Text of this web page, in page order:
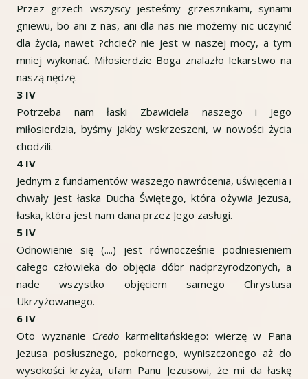
Przez grzech wszyscy jesteśmy grzesznikami, synami
gniewu, bo ani z nas, ani dla nas nie możemy nic uczynić
dla życia, nawet ?chcieć? nie jest w naszej mocy, a tym
mniej wykonać. Miłosierdzie Boga znalazło lekarstwo na
naszą nędzę.
3 IV
Potrzeba nam łaski Zbawiciela naszego i Jego
miłosierdzia, byśmy jakby wskrzeszeni, w nowości życia
chodzili.
4 IV
Jednym z fundamentów waszego nawrócenia, uświęcenia i
chwały jest łaska Ducha Świętego, która ożywia Jezusa,
łaska, która jest nam dana przez Jego zasługi.
5 IV
Odnowienie się (....) jest równocześnie podniesieniem
całego człowieka do objęcia dóbr nadprzyrodzonych, a
nade wszystko objęciem samego Chrystusa
Ukrzyżowanego.
6 IV
Oto wyznanie Credokarmelitańskiego: wierzę w Pana
Jezusa posłusznego, pokornego, wyniszczonego aż do
wysokości krzyża, ufam Panu Jezusowi, że mi da łaskę